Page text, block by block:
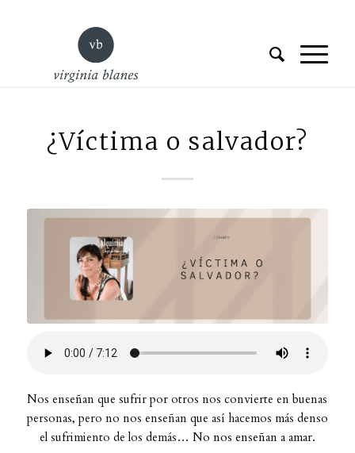
¿Víctima o salvador?
Nos enseñan que sufrir por otros nos convierte en buenas
personas, pero no nos enseñan que así hacemos más denso
el sufrimiento de los demás… No nos enseñan a amar.